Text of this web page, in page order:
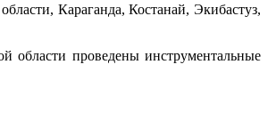
Караганда, Костанай, Экибастуз,
области проведены инструментальные